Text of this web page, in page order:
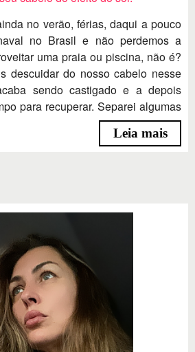
no verão, férias, daqui a pouco
no Brasil e não perdemos a
uma praia ou piscina, não é?
descuidar do nosso cabelo nesse
sendo castigado e a depois
para recuperar. Separei algumas
Leia mais